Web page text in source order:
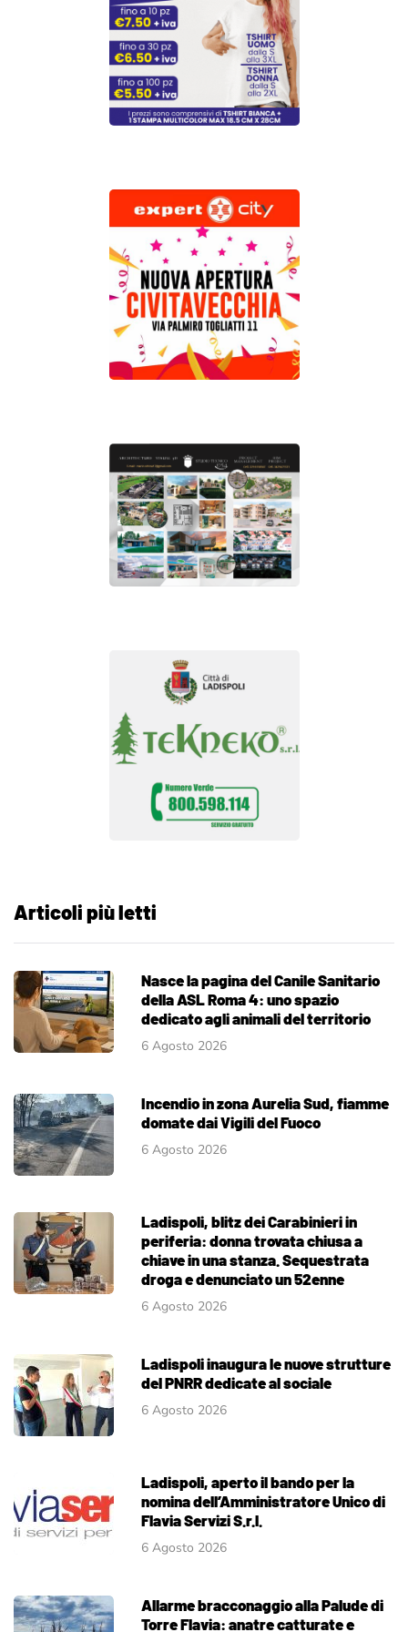
Articoli più letti
Nasce la pagina del Canile Sanitario
della ASL Roma 4: uno spazio
dedicato agli animali del territorio
6 Agosto 2026
Incendio in zona Aurelia Sud, fiamme
domate dai Vigili del Fuoco
6 Agosto 2026
Ladispoli, blitz dei Carabinieri in
periferia: donna trovata chiusa a
chiave in una stanza. Sequestrata
droga e denunciato un 52enne
6 Agosto 2026
Ladispoli inaugura le nuove strutture
del PNRR dedicate al sociale
6 Agosto 2026
Ladispoli, aperto il bando per la
nomina dell’Amministratore Unico di
Flavia Servizi S.r.l.
6 Agosto 2026
Allarme bracconaggio alla Palude di
Torre Flavia: anatre catturate e